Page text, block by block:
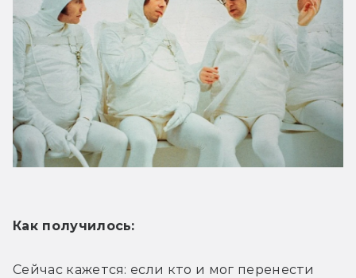
Как получилось:
Сейчас кажется: если кто и мог перенести